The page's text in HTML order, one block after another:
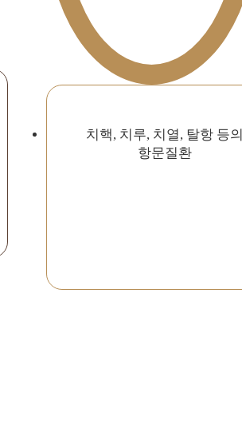
치핵, 치루, 치열, 탈항 등의
항문질환